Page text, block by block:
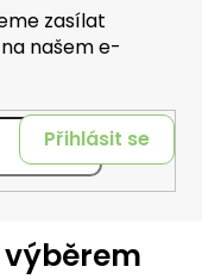
zasílat
našem e-
Přihlásit se
výběrem